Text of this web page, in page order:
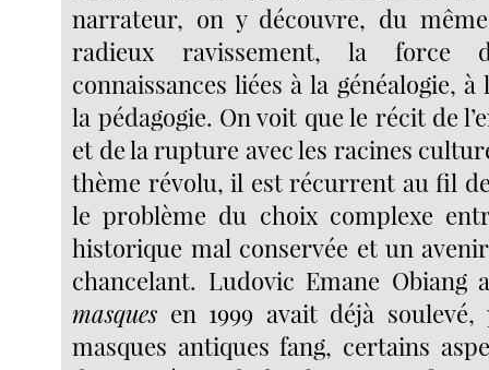
narrateur, on y découvre, du
radieux ravissement, la force
connaissances liées à la généalogie,
la pédagogie. On voit que le récit de
et de la rupture avec les racines
thème révolu, il est récurrent au fil
le problème du choix complexe
historique mal conservée et un
chancelant. Ludovic Emane Obiang
masques en 1999 avait déjà
masques antiques fang, certains